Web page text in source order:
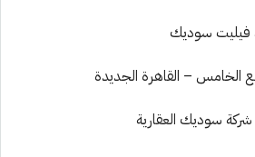
فيليت سوديك
الخامس – القاهرة الجديدة
سوديك العقارية